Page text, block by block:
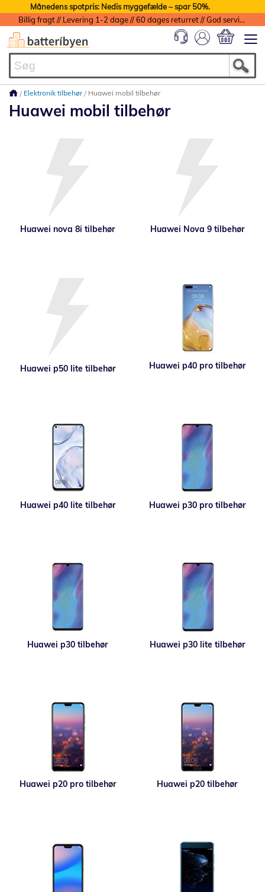
Månedens spotpris: Nedis myggefælde – spar 50%.
Billig fragt // Levering 1-2 dage // 60 dages returret // God service med garanti
Elektronik tilbehør Huawei mobil tilbehør
Huawei mobil tilbehør
Huawei nova 8i tilbehør Huawei Nova 9 tilbehør
Huawei p50 lite tilbehør Huawei p40 pro tilbehør
Huawei p40 lite tilbehør Huawei p30 pro tilbehør
Huawei p30 tilbehør Huawei p30 lite tilbehør
Huawei p20 pro tilbehør Huawei p20 tilbehør